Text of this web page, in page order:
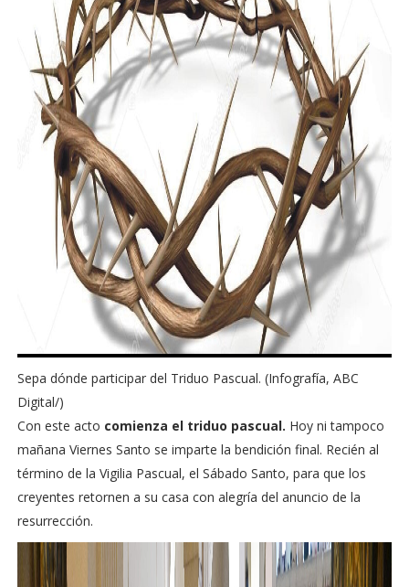
Sepa dónde participar del Triduo Pascual. (Infografía, ABC
Digital/)
Con este acto comienza el triduo pascual. Hoy ni tampoco
mañana Viernes Santo se imparte la bendición final. Recién al
término de la Vigilia Pascual, el Sábado Santo, para que los
creyentes retornen a su casa con alegría del anuncio de la
resurrección.